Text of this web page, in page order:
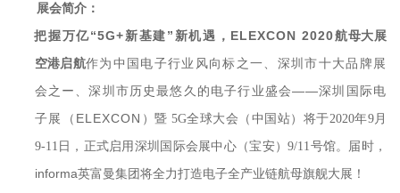
展会简介：
把握万亿“5G+新基建”新机遇，ELEXCON 2020航母大展
空港启航作为中国电子行业风向标之一、深圳市十大品牌展
会之ー、深圳市历史最悠久的电子行业盛会——深圳国际电
子展（ELEXCON ）暨 5G全球大会（中国站）将于2020年9月
9-11日，正式启用深圳国际会展中心（宝安）9/11号馆。
届时，
informa英富曼集团将全力打造电子全产业链航母旗舰大展！